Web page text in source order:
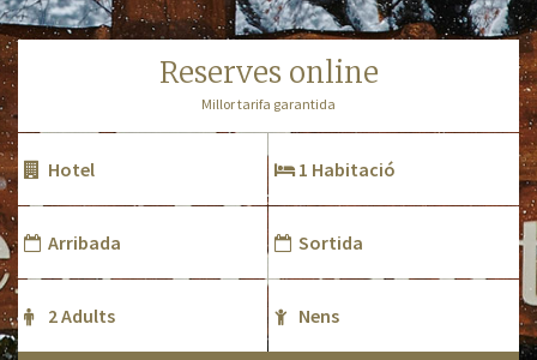
reserves online
Millor tarifa garantida